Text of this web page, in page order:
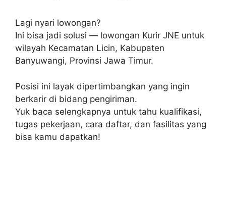
Lagi nyari lowongan?
Ini bisa jadi solusi — lowongan Kurir JNE untuk
wilayah Kecamatan Licin, Kabupaten
Banyuwangi, Provinsi Jawa Timur.
Posisi ini layak dipertimbangkan yang ingin
berkarir di bidang pengiriman.
Yuk baca selengkapnya untuk tahu kualifikasi,
tugas pekerjaan, cara daftar, dan fasilitas yang
bisa kamu dapatkan!